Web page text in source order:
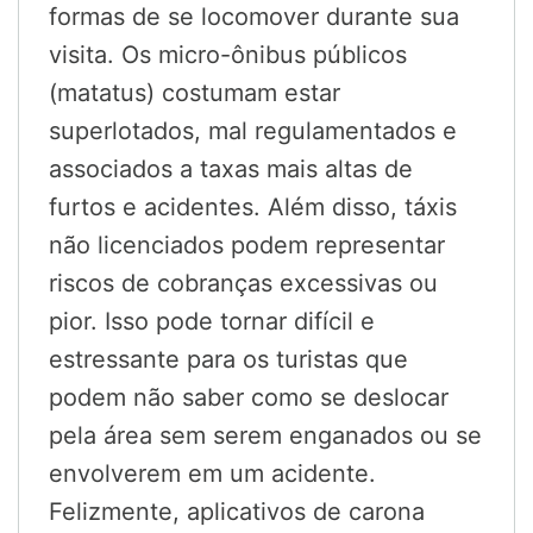
formas de se locomover durante sua
visita. Os micro-ônibus públicos
(matatus) costumam estar
superlotados, mal regulamentados e
associados a taxas mais altas de
furtos e acidentes. Além disso, táxis
não licenciados podem representar
riscos de cobranças excessivas ou
pior. Isso pode tornar difícil e
estressante para os turistas que
podem não saber como se deslocar
pela área sem serem enganados ou se
envolverem em um acidente.
Felizmente, aplicativos de carona